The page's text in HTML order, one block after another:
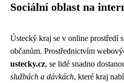
Sociální oblast na
Ústecký kraj se v online prostředí
občanům. Prostřednictvím
ustecky.cz, se lidé snadno
službách a dávkách, které kraj